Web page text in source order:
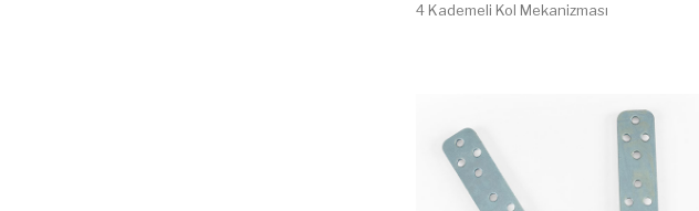
4 Kademeli Kol Mekanizması